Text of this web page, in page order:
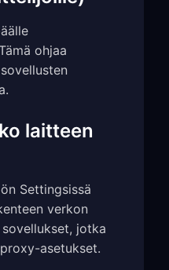
ohjaa
laitteen
Settingsissä
verkon
jotka
asetukset.